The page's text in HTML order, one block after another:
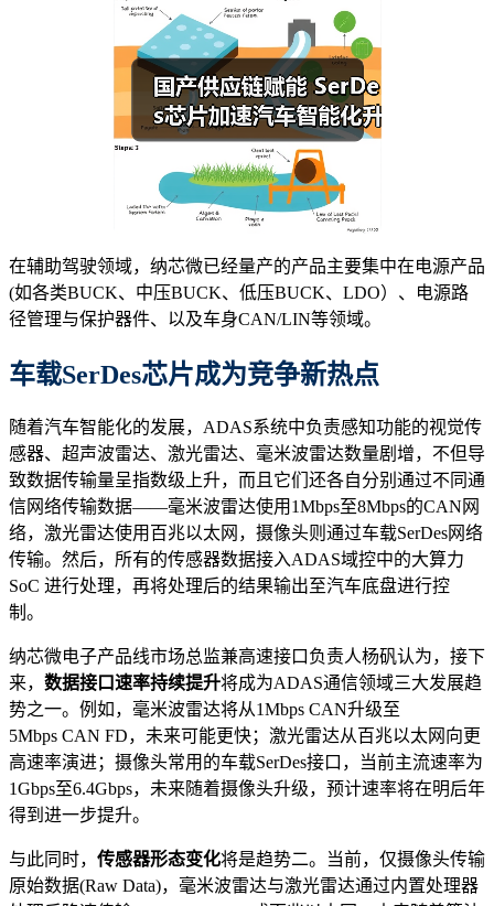
在辅助驾驶领域，纳芯微已经量产的产品主要集中在电源产品
(如各类BUCK、中压BUCK、低压BUCK、LDO）、电源路
径管理与保护器件、以及车身CAN/LIN等领域。
车载SerDes芯片成为竞争新热点
随着汽车智能化的发展，ADAS系统中负责感知功能的视觉传
感器、超声波雷达、激光雷达、毫米波雷达数量剧增，不但导
致数据传输量呈指数级上升，而且它们还各自分别通过不同通
信网络传输数据——毫米波雷达使用1Mbps至8Mbps的CAN网
络，激光雷达使用百兆以太网，摄像头则通过车载SerDes网络
传输。然后，所有的传感器数据接入ADAS域控中的大算力
SoC 进行处理，再将处理后的结果输出至汽车底盘进行控
制。
纳芯微电子产品线市场总监兼高速接口负责人杨矾认为，接下
来， 数据接口速率持续提升将成为ADAS通信领域三大发展趋
势之一。例如，毫米波雷达将从1Mbps CAN升级至
5Mbps CAN FD，未来可能更快；激光雷达从百兆以太网向更
高速率演进；摄像头常用的车载SerDes接口，当前主流速率为
1Gbps至6.4Gbps，未来随着摄像头升级，预计速率将在明后年
得到进一步提升。
与此同时， 传感器形态变化将是趋势二。当前，仅摄像头传输
原始数据(Raw Data)，毫米波雷达与激光雷达通过内置处理器